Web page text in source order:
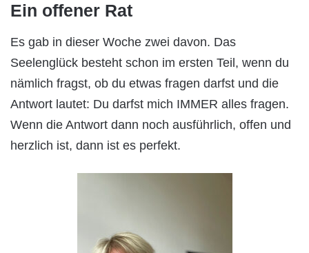
Ein offener Rat
Es gab in dieser Woche zwei davon. Das
Seelenglück besteht schon im ersten Teil, wenn du
nämlich fragst, ob du etwas fragen darfst und die
Antwort lautet: Du darfst mich IMMER alles fragen.
Wenn die Antwort dann noch ausführlich, offen und
herzlich ist, dann ist es perfekt.